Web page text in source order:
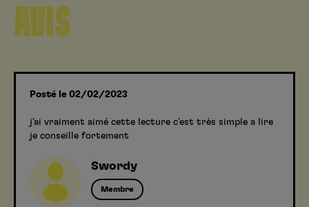
AVIS
Posté le 02/02/2023
j'ai vraiment aimé cette lecture c'est très simple a lire
je conseille fortement
Swordy
Membre